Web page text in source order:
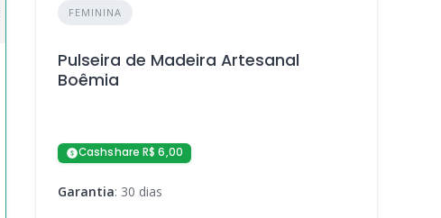
FEMININA
Pulseira de Madeira Artesanal
Boêmia
Cashshare R$ 6,00
Garantia: 30 dias